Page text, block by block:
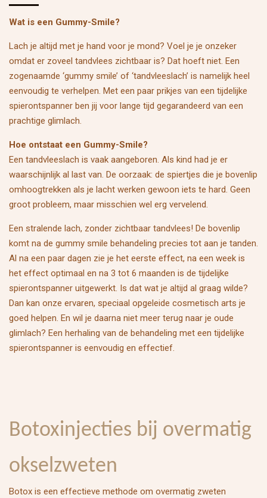
Wat is een Gummy-Smile?
Lach je altijd met je hand voor je mond? Voel je je onzeker
omdat er zoveel tandvlees zichtbaar is? Dat hoeft niet. Een
zogenaamde ‘gummy smile’ of ‘tandvleeslach’ is namelijk heel
eenvoudig te verhelpen. Met een paar prikjes van een tijdelijke
spierontspanner ben jij voor lange tijd gegarandeerd van een
prachtige glimlach.
Hoe ontstaat een Gummy-Smile?
Een tandvleeslach is vaak aangeboren. Als kind had je er
waarschijnlijk al last van. De oorzaak: de spiertjes die je bovenlip
omhoogtrekken als je lacht werken gewoon iets te hard. Geen
groot probleem, maar misschien wel erg vervelend.
Een stralende lach, zonder zichtbaar tandvlees! De bovenlip
komt na de gummy smile behandeling precies tot aan je tanden.
Al na een paar dagen zie je het eerste effect, na een week is
het effect optimaal en na 3 tot 6 maanden is de tijdelijke
spierontspanner uitgewerkt. Is dat wat je altijd al graag wilde?
Dan kan onze ervaren, speciaal opgeleide cosmetisch arts je
goed helpen. En wil je daarna niet meer terug naar je oude
glimlach? Een herhaling van de behandeling met een tijdelijke
spierontspanner is eenvoudig en effectief.
Botoxinjecties bij overmatig
okselzweten
Botox is een effectieve methode om overmatig zweten